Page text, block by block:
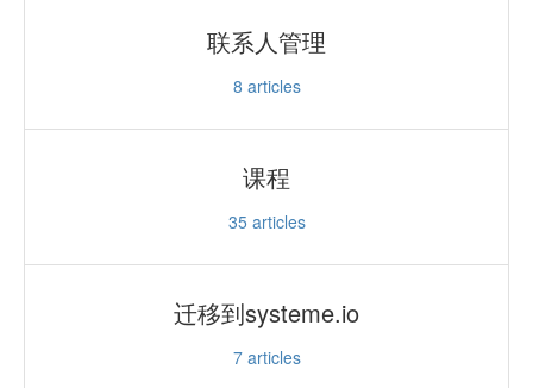
联系人管理
8 articles
课程
35articles
迁移到systeme.io
7articles